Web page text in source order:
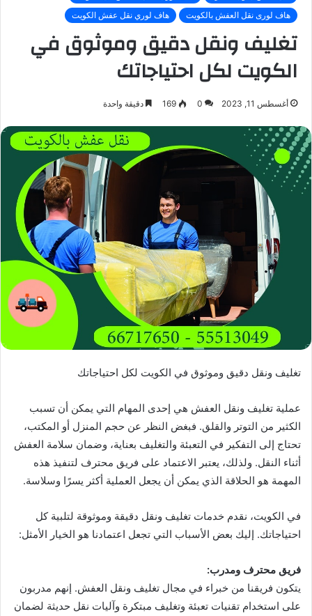
هاف لورى نقل العفش بالكويت
هاف لوري نقل عفش الكويت
تغليف ونقل دقيق وموثوق في
الكويت لكل احتياجاتك
أغسطس 11, 2023 0
169 دقيقة واحدة
تغليف ونقل دقيق وموثوق في الكويت لكل احتياجاتك
عملية تغليف ونقل العفش هي إحدى المهام التي يمكن أن تسبب
الكثير من التوتر والقلق. فبغض النظر عن حجم المنزل أو المكتب،
تحتاج إلى التفكير في التعبئة والتغليف بعناية، وضمان سلامة العفش
أثناء النقل. ولذلك، يعتبر الاعتماد على فريق محترف لتنفيذ هذه
المهمة هو الحلاقة الذي يمكن أن يجعل العملية أكثر يسرًا وسلاسة.
في الكويت، نقدم خدمات تغليف ونقل دقيقة وموثوقة لتلبية كل
احتياجاتك. إليك بعض الأسباب التي تجعل اعتمادنا هو الخيار الأمثل:
فريق محترف ومدرب:
يتكون فريقنا من خبراء في مجال تغليف ونقل العفش. إنهم مدربون
على استخدام تقنيات تعبئة وتغليف مبتكرة وآليات نقل حديثة لضمان